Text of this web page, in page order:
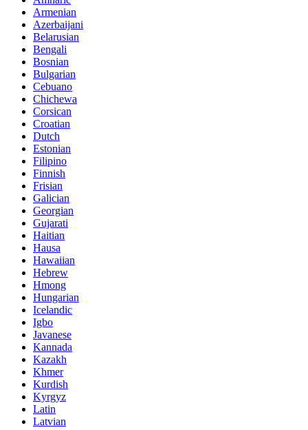
Armenian
Azerbaijani
Belarusian
Bengali
Bosnian
Bulgarian
Cebuano
Chichewa
Corsican
Croatian
Dutch
Estonian
Filipino
Finnish
Frisian
Galician
Georgian
Gujarati
Haitian
Hausa
Hawaiian
Hebrew
Hmong
Hungarian
Icelandic
Igbo
Javanese
Kannada
Kazakh
Khmer
Kurdish
Kyrgyz
Latin
Latvian